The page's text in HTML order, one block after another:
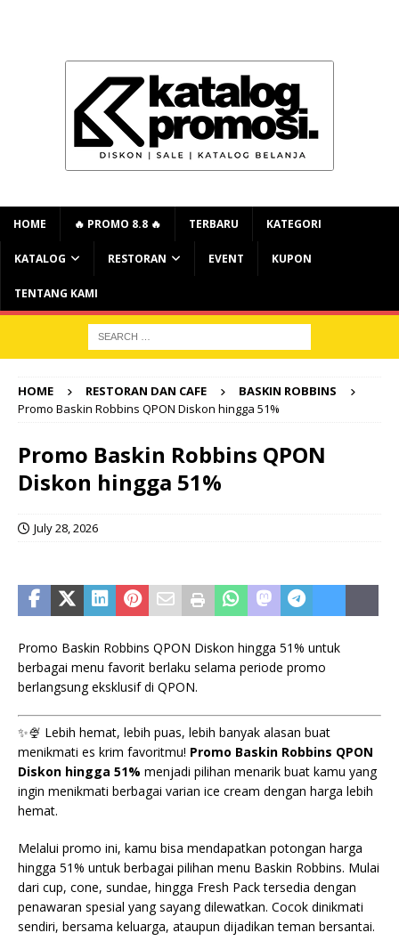
HOME 🔥 PROMO 8.8 🔥 TERBARU KATEGORI
KATALOG RESTORAN EVENT KUPON
TENTANG KAMI
HOME RESTORAN DAN CAFE
BASKIN ROBBINS
Promo Baskin Robbins QPON Diskon hingga 51%
Promo Baskin Robbins QPON
Diskon hingga 51%
July 28, 2026
Promo Baskin Robbins QPON Diskon hingga 51% untuk
berbagai menu favorit berlaku selama periode promo
berlangsung eksklusif di QPON.
✨🍨 Lebih hemat, lebih puas, lebih banyak alasan buat
menikmati es krim favoritmu! Promo Baskin Robbins QPON
Diskon hingga 51% menjadi pilihan menarik buat kamu yang
ingin menikmati berbagai varian ice cream dengan harga lebih
hemat.
Melalui promo ini, kamu bisa mendapatkan potongan harga
hingga 51% untuk berbagai pilihan menu Baskin Robbins. Mulai
dari cup, cone, sundae, hingga Fresh Pack tersedia dengan
penawaran spesial yang sayang dilewatkan. Cocok dinikmati
sendiri, bersama keluarga, ataupun dijadikan teman bersantai.